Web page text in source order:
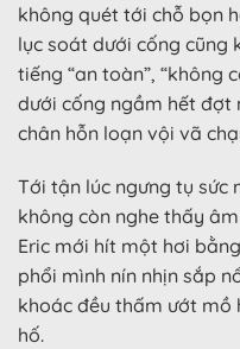
không quét tới chỗ bọn
lục soát dưới cống cũng
tiếng “an toàn”, “không
dưới cống ngầm hết đợt
chân hỗn loạn vội vã
Tới tận lúc ngưng tụ sức
không còn nghe thấy
Eric mới hít một hơi
phổi mình nín nhịn sắp
khoác đều thấm ướt mồ
hố.